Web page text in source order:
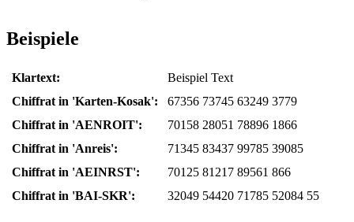
Beispiele
Klartext:
Beispiel Text
Chiffrat in 'Karten-Kosak':
67356 73745 63249 3779
Chiffrat in 'AENROIT':
70158 28051 78896 1866
Chiffrat in 'Anreis':
71345 83437 99785 39085
Chiffrat in 'AEINRST':
70125 81217 89561 866
Chiffrat in 'BAI-SKR':
32049 54420 71785 52084 55